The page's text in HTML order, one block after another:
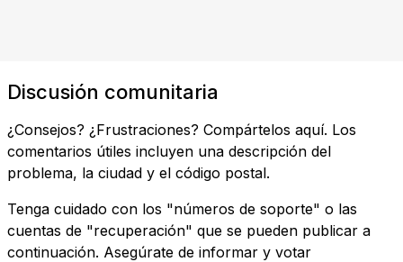
Discusión comunitaria
¿Consejos? ¿Frustraciones? Compártelos aquí. Los
comentarios útiles incluyen una descripción del
problema, la ciudad y el código postal.
Tenga cuidado con los "números de soporte" o las
cuentas de "recuperación" que se pueden publicar a
continuación. Asegúrate de informar y votar